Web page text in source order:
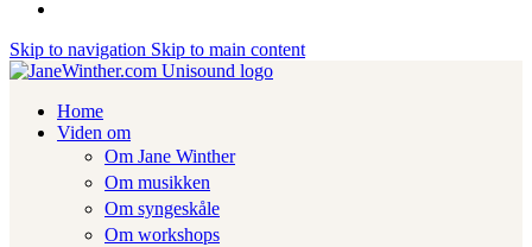
Skip to navigation Skip to main content
Home
Viden om
Om Jane Winther
Om musikken
Om syngeskåle
Om workshops